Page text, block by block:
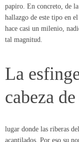
La
cabeza
lugar donde las riberas
acantilados. Por eso su
remar”. Esta área
zona célebre por sus